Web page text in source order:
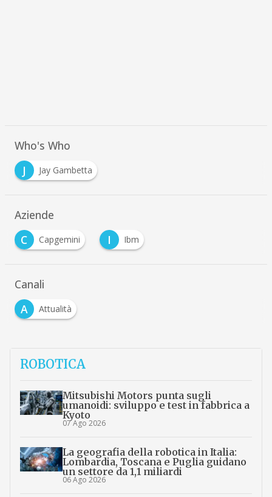
Who's Who
J
Jay Gambetta
Aziende
C
Capgemini I Ibm
Canali
A
Attualità
ROBOTICA
Mitsubishi Motors punta sugli
umanoidi: sviluppo e test in fabbrica a
Kyoto
07 Ago 2026
La geografia della robotica in Italia:
Lombardia, Toscana e Puglia guidano
un settore da 1,1 miliardi
06 Ago 2026